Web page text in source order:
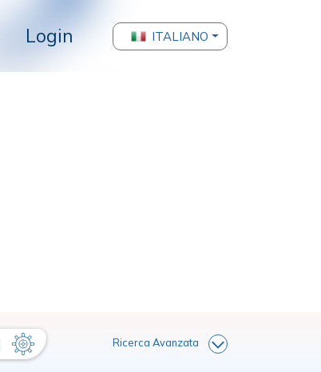
Login ITALIANO
Ricerca Avanzata